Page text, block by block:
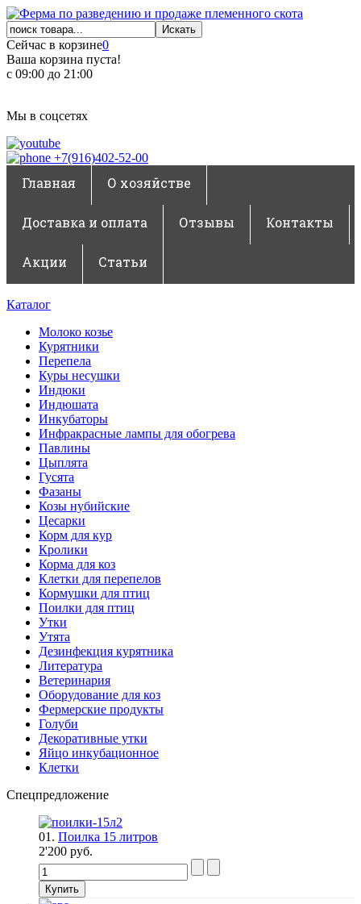
Сейчас в корзине0
Ваша корзина пуста!
с 09:00 до 21:00
Мы в соцсетях
+7(916)402-52-00
Главная О хозяйстве
Доставка и оплата Отзывы Контакты
Акции Статьи
Каталог
Молоко козье
Курятники
Перепела
Куры несушки
Индюки
Индюшата
Инкубаторы
Инфракрасные лампы для обогрева
Павлины
Цыплята
Гусята
Фазаны
Козы нубийские
Цесарки
Корм для кур
Кролики
Корма для коз
Клетки для перепелов
Кормушки для птиц
Поилки для птиц
Утки
Утята
Дезинфекция курятника
Литература
Ветеринария
Оборудование для коз
Фермерские продукты
Голуби
Декоративные утки
Яйцо инкубационное
Клетки
Спецпредложение
01. Поилка 15 литров
2'200 руб.